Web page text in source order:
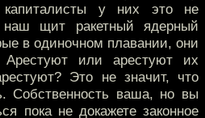
капиталисты у них это не
наш щит ракетный ядерный
в одиночном плавании, они
или арестуют их
Это не значит, что
Собственность ваша, но вы
пока не докажете законное